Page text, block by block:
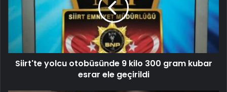
Siirt'te yolcu otobüsünde 9 kilo 300 gram kubar
esrar ele geçirildi